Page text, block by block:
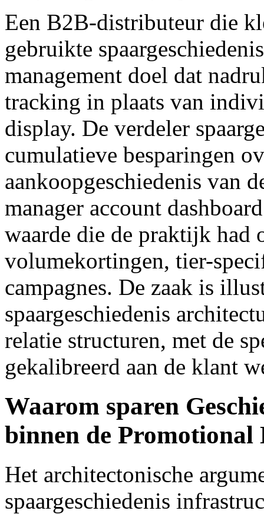
Een B2B-distributeur die
gebruikte
management doel dat
tracking in plaats van
display. De verdeler
cumulatieve besparingen
aankoopgeschiedenis van
manager account
waarde die de praktijk had
volumekortingen, tier-
campagnes. De zaak is
spaargeschiedenis
relatie structuren, met de
gekalibreerd aan de klant
Waarom sparen
binnen de Promotional
Het architectonische
spaargeschiedenis